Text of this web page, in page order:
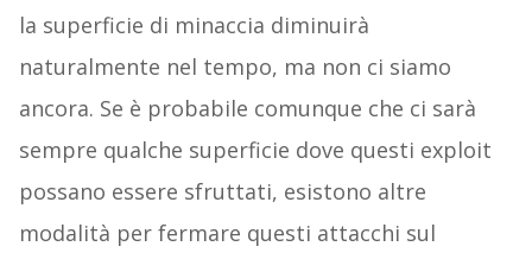
la superficie di minaccia diminuirà
naturalmente nel tempo, ma non ci siamo
ancora. Se è probabile comunque che ci sarà
sempre qualche superficie dove questi exploit
possano essere sfruttati, esistono altre
modalità per fermare questi attacchi sul